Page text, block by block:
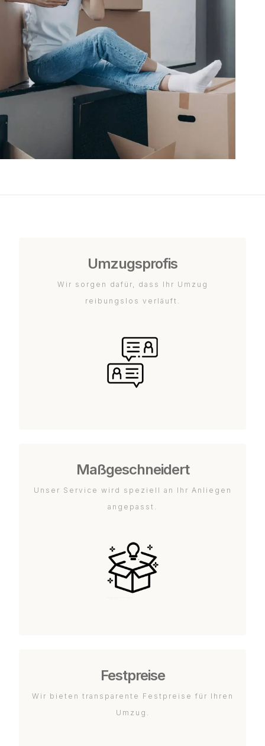
Umzugsprofis
Wir sorgen dafür, dass Ihr Umzug
reibungslos verläuft.
Maßgeschneidert
Unser Service wird speziell an Ihr Anliegen
angepasst.
Festpreise
Wir bieten transparente Festpreise für Ihren
Umzug.